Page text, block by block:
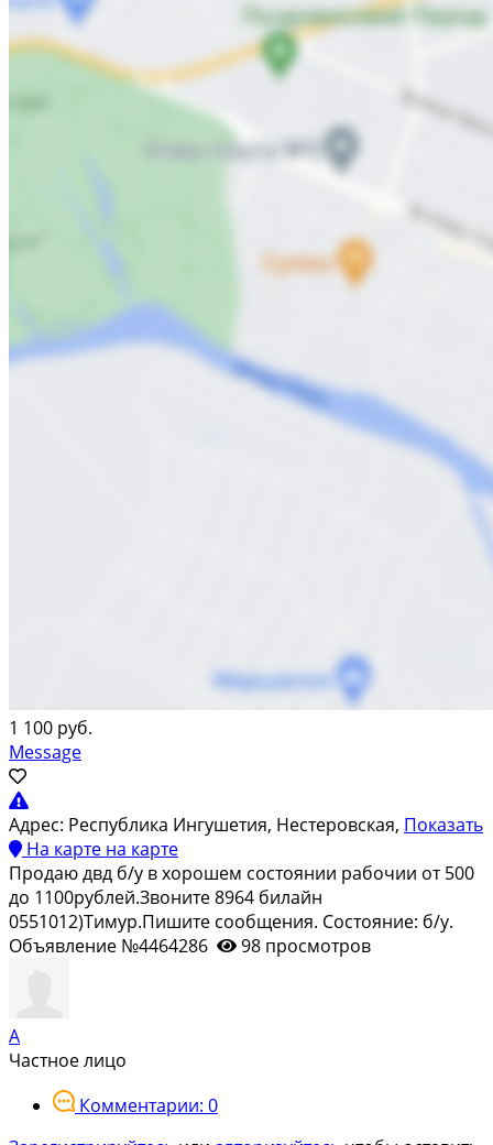
1 100 руб.
Message
Адрес: Республика Ингушетия, Нестеровская, Показать
На карте на карте
Продаю двд б/у в хорошем состоянии рабочии от 500
до 1100рублей.Звоните 8964 билайн
0551012)Тимур.Пишите сообщения. Состояние: б/у.
Объявление №4464286
98 просмотров
А
Частное лицо
Комментарии: 0